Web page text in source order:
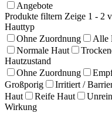
Angebote
Produkte filtern Zeige 1 - 2
Hauttyp
Ohne Zuordnung
Alle
Normale Haut
Hautzustand
Ohne Zuordnung
Großporig
Irritiert /
Haut
Reife Haut
Wirkung